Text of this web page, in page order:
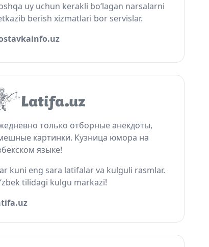
uy uchun kerakli bo‘lagan narsalarni
berish xizmatlari bor servislar.
только отборные анекдоты,
картинки. Кузница юмора на
языке!
kuni eng sara latifalar va kulguli rasmlar.
tilidagi kulgu markazi!